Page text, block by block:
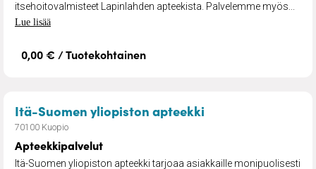
itsehoitovalmisteet Lapinlahden apteekista. Palvelemme myös...
Lue lisää
0,00 € / Tuotekohtainen
Itä-Suomen yliopiston apteekki
70100 Kuopio
Apteekkipalvelut
Itä-Suomen yliopiston apteekki tarjoaa asiakkaille monipuolisesti